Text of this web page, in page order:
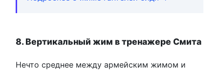
8. Вертикальный жим в тренажере Смита
Нечто среднее между армейским жимом и